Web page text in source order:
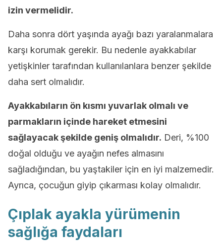
izin vermelidir.
Daha sonra dört yaşında ayağı bazı yaralanmalara
karşı korumak gerekir. Bu nedenle ayakkabılar
yetişkinler tarafından kullanılanlara benzer şekilde
daha sert olmalıdır.
Ayakkabıların ön kısmı yuvarlak olmalı ve
parmakların içinde hareket etmesini
sağlayacak şekilde geniş olmalıdır. Deri, %100
doğal olduğu ve ayağın nefes almasını
sağladığından, bu yaştakiler için en iyi malzemedir.
Ayrıca, çocuğun giyip çıkarması kolay olmalıdır.
Çıplak ayakla yürümenin
sağlığa faydaları